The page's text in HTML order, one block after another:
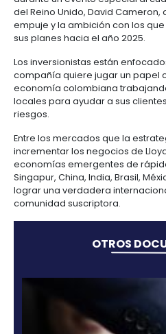
“Esta estrategia es un
internacional de Lloyd`s
de los Civets, ofrece
inversionistas
en las áreas de
agricultura”, afirmó el
América Latina, Gabriel
Dicha estrategia se ha
en la conocida sala de
durante un evento
sus planes hacia el año
Los inversionistas están
compañía quiere jugar
economía colombiana
locales para ayudar a